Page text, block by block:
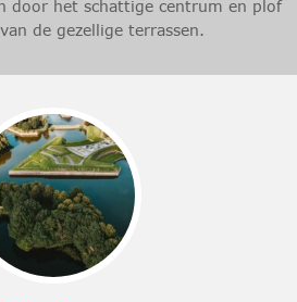
door het schattige centrum en plof
de gezellige terrassen.